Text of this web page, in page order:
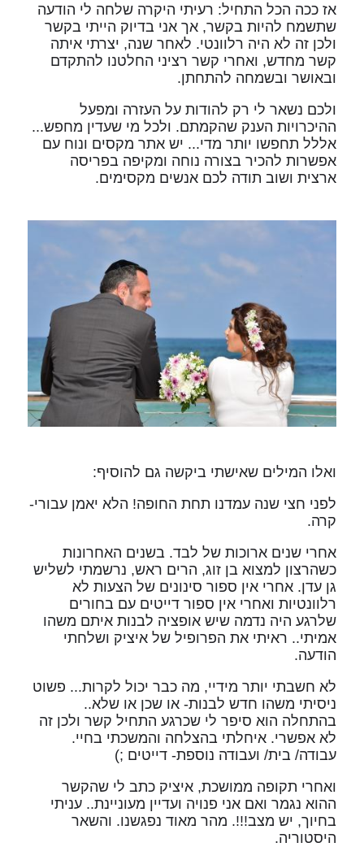
אז ככה הכל התחיל: רעיתי היקרה שלחה לי הודעה
שתשמח להיות בקשר, אך אני בדיוק הייתי בקשר
ולכן זה לא היה רלוונטי. לאחר שנה, יצרתי איתה
קשר מחדש, ואחרי קשר רציני החלטנו להתקדם
ובאושר ובשמחה להתחתן.
ולכם נשאר לי רק להודות על העזרה ומפעל
ההיכרויות הענק שהקמתם. ולכל מי שעדין מחפש...
אללל תחפשו יותר מדי... יש אתר מקסים ונוח עם
אפשרות להכיר בצורה נוחה ומקיפה בפריסה
ארצית ושוב תודה לכם אנשים מקסימים.
ואלו המילים שאישתי ביקשה גם להוסיף:
לפני חצי שנה עמדנו תחת החופה! הלא יאמן עבורי-
קרה.
אחרי שנים ארוכות של לבד. בשנים האחרונות
כשהרצון למצוא בן זוג, הרים ראש, נרשמתי לשליש
גן עדן. אחרי אין ספור סינונים של הצעות לא
רלוונטיות ואחרי אין ספור דייטים עם בחורים
שלרגע היה נדמה שיש אופציה לבנות איתם משהו
אמיתי.. ראיתי את הפרופיל של איציק ושלחתי
הודעה.
לא חשבתי יותר מידיי, מה כבר יכול לקרות... פשוט
ניסיתי משהו חדש לבנות- או שכן או שלא..
בהתחלה הוא סיפר לי שכרגע התחיל קשר ולכן זה
לא אפשרי. איחלתי בהצלחה והמשכתי בחיי.
עבודה/ בית/ ועבודה נוספת- דייטים ;)
ואחרי תקופה ממושכת, איציק כתב לי שהקשר
ההוא נגמר ואם אני פנויה ועדיין מעוניינת.. עניתי
בחיוך, יש מצב!!!. מהר מאוד נפגשנו. והשאר
היסטוריה.